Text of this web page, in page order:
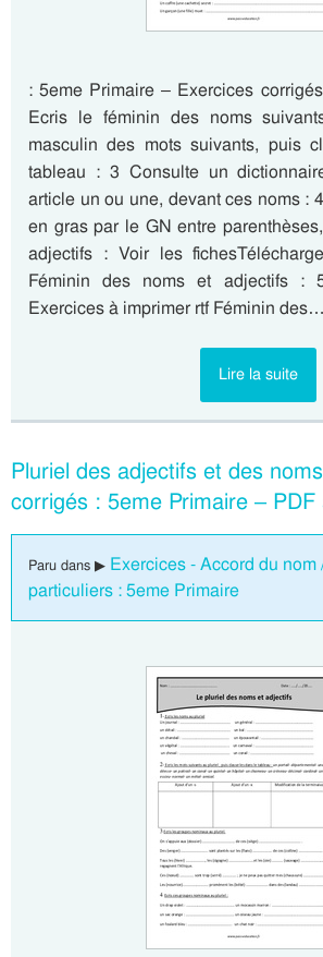
: 5eme Primaire – Exercices
Ecris le féminin des noms
masculin des mots suivants, puis
tableau : 3 Consulte un
article un ou une, devant ces noms :
en gras par le GN entre
adjectifs : Voir les
Féminin des noms et adjectifs :
Exercices à imprimer rtf Féminin des…
Lire la suite
Pluriel des adjectifs et des
corrigés : 5eme Primaire –
Paru dans ▶ Exercices - Accord du nom
particuliers : 5eme Primaire